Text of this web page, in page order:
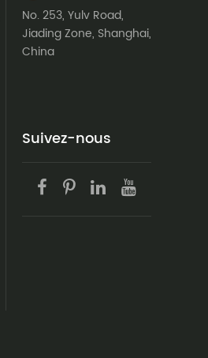
No. 253, Yulv Road,
Jiading Zone, Shanghai,
China
Suivez-nous